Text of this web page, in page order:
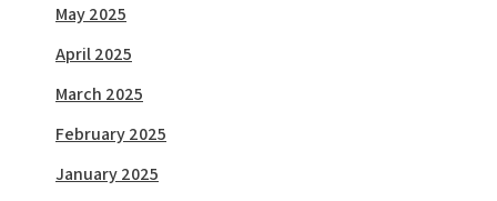
May 2025
April 2025
March 2025
February 2025
January 2025